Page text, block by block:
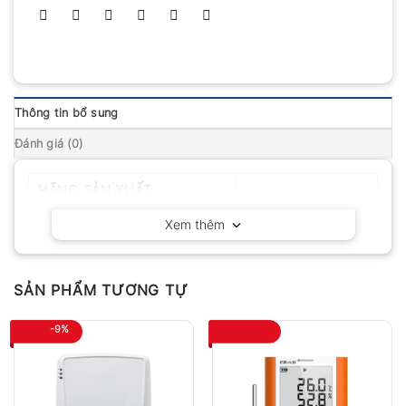
Thông tin bổ sung
Đánh giá (0)
Xem thêm
SẢN PHẨM TƯƠNG TỰ
-9%